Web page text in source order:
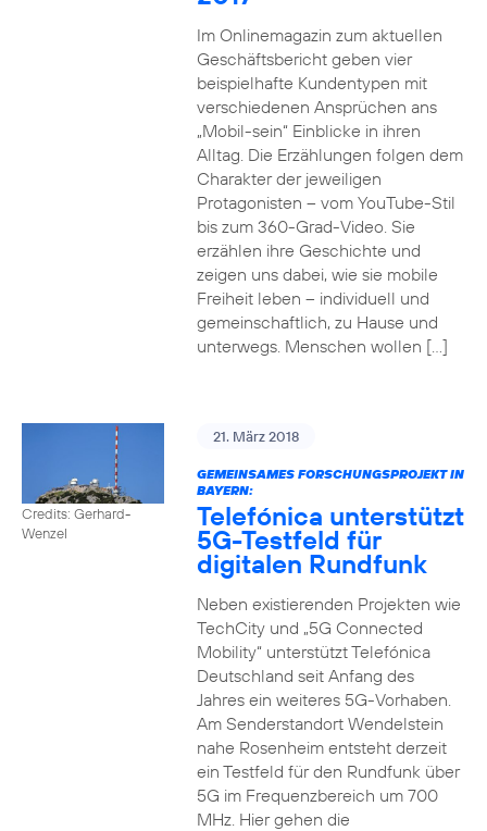
Im Onlinemagazin zum aktuellen
Geschäftsbericht geben vier
beispielhafte Kundentypen mit
verschiedenen Ansprüchen ans
„Mobil-sein“ Einblicke in ihren
Alltag. Die Erzählungen folgen dem
Charakter der jeweiligen
Protagonisten – vom YouTube-Stil
bis zum 360-Grad-Video. Sie
erzählen ihre Geschichte und
zeigen uns dabei, wie sie mobile
Freiheit leben – individuell und
gemeinschaftlich, zu Hause und
unterwegs. Menschen wollen […]
Credits: Gerhard-
Wenzel
21. März 2018
GEMEINSAMES FORSCHUNGSPROJEKT IN
BAYERN:
Telefónica unterstützt
5G-Testfeld für
digitalen Rundfunk
Neben existierenden Projekten wie
TechCity und „5G Connected
Mobility“ unterstützt Telefónica
Deutschland seit Anfang des
Jahres ein weiteres 5G-Vorhaben.
Am Senderstandort Wendelstein
nahe Rosenheim entsteht derzeit
ein Testfeld für den Rundfunk über
5G im Frequenzbereich um 700
MHz. Hier gehen die